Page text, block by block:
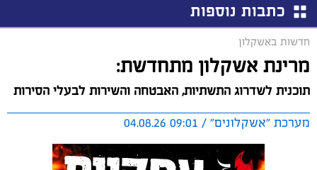
כתבות נוספות
חדשות באשקלון
מרינת אשקלון מתחדשת:
תוכנית לשדרוג התשתיות, האבטחה והשירות לבעלי הסירות
מערכת "אשקלונים" / 09:01 04.08.26